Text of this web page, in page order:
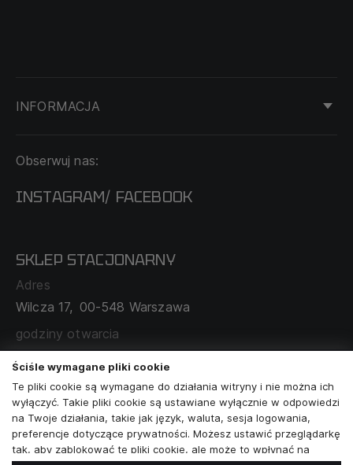
INFORMACJA
DOSTAWA I PŁATNOŚĆ
O NAS
MAPA SERWISU
ZAMÓWIENIA KORPORACYJNE
WSPÓŁPRACA Z PARTNERAMI
Obserwuj nas:
INSTAGRAM/ FACEBOOK
SKLEP STACJONARNY
Adres
Wilcza 17, 00-548 Warszawa
godziny otwarcia
poniedziałek - sobota: 11:00 - 19:00
Skontaktuj się z nami
+48573581161
info@reytel.pl
Ściśle wymagane pliki cookie
Te pliki cookie są wymagane do działania witryny i nie można ich
wyłączyć. Takie pliki cookie są ustawiane wyłącznie w odpowiedzi
na Twoje działania, takie jak język, waluta, sesja logowania,
preferencje dotyczące prywatności. Możesz ustawić przeglądarkę
tak, aby zablokować te pliki cookie, ale może to wpłynąć na